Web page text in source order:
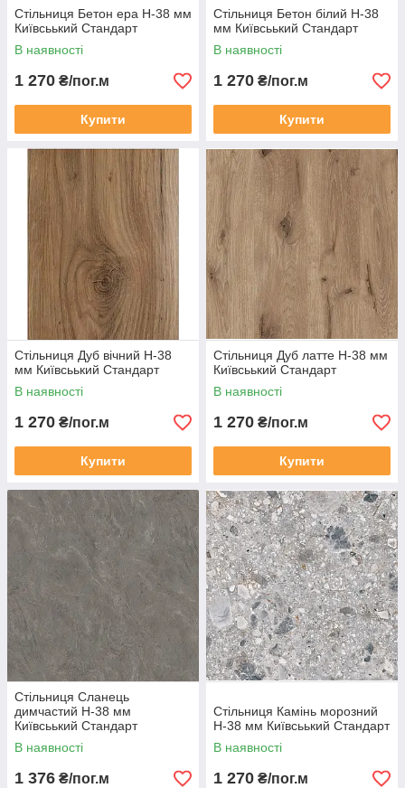
Стільниця Бетон ера Н-38 мм
Київсьький Стандарт
В наявності
1 270 ₴/пог.м
Купити
Стільниця Бетон білий Н-38
мм Київсьький Стандарт
В наявності
1 270 ₴/пог.м
Купити
Стільниця Дуб вічний Н-38
мм Київсьький Стандарт
В наявності
1 270 ₴/пог.м
Купити
Стільниця Дуб латте Н-38 мм
Київсьький Стандарт
В наявності
1 270 ₴/пог.м
Купити
Стільниця Сланець
димчастий Н-38 мм
Київсьький Стандарт
В наявності
1 376 ₴/пог.м
Стільниця Камінь морозний
Н-38 мм Київсьький Стандарт
В наявності
1 270 ₴/пог.м